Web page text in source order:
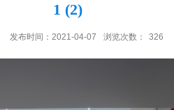
1 (2)
发布时间：2021-04-07 浏览次数： 326